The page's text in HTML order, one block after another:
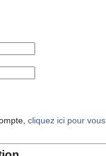
cliquez ici pour vous